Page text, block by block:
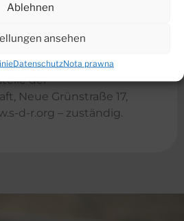
Ablehnen
ansehen
DatenschutzNota prawna
bei der
der Rechtsanwaltschaft
vermögensrechtliche
dem Mandatsverhältnis ist
der
Neue Grünstraße 17,
d-r.org – zuständig.